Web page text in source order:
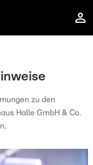
zu den
Halle GmbH & Co.